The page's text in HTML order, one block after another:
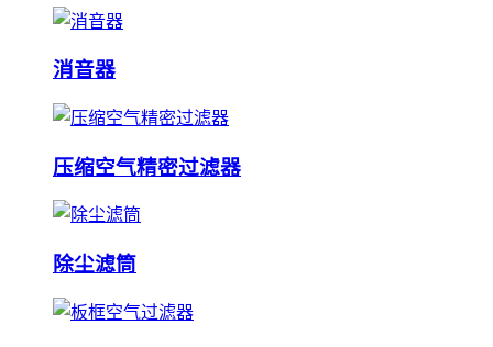
消音器
压缩空气精密过滤器
除尘滤筒